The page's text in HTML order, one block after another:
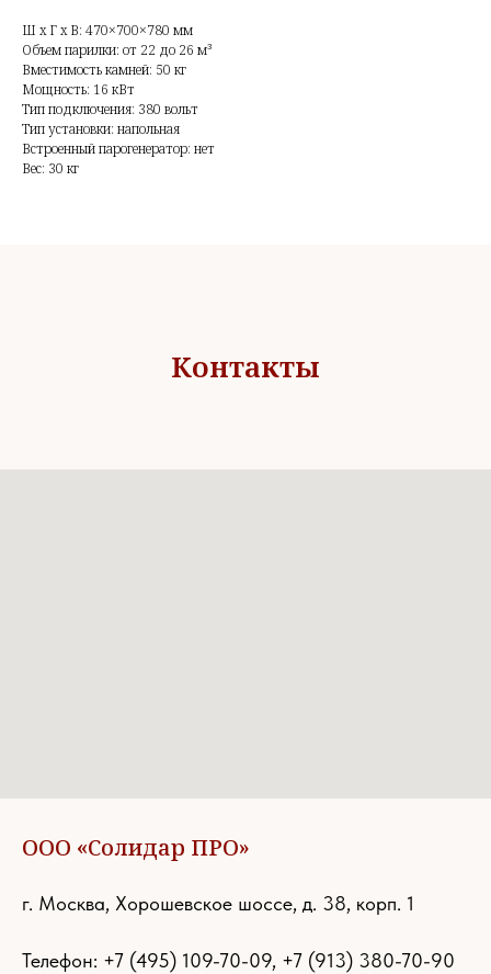
Ш x Г x В: 470×700×780 мм
Объем парилки: от 22 до 26 м³
Вместимость камней: 50 кг
Мощность: 16 кВт
Тип подключения: 380 вольт
Тип установки: напольная
Встроенный парогенератор: нет
Вес: 30 кг
Контакты
ООО «Солидар ПРО»
г. Москва, Хорошевское шоссе, д. 38, корп. 1
Телефон: +7 (495) 109-70-09, +7 (913) 380-70-90